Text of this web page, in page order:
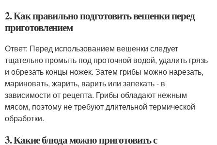
2. Как правильно подготовить вешенки перед
приготовлением
Ответ: Перед использованием вешенки следует
тщательно промыть под проточной водой, удалить грязь
и обрезать концы ножек. Затем грибы можно нарезать,
мариновать, жарить, варить или запекать - в
зависимости от рецепта. Грибы обладают нежным
мясом, поэтому не требуют длительной термической
обработки.
3. Какие блюда можно приготовить с